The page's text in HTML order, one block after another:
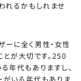
れるかもしれませ
に全く男性・女性
が大切です。250
代もありますし、